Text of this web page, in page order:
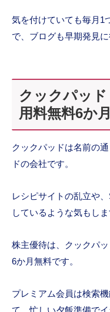
気を付けていても毎月1
で、ブログも早期発見に
クックパ
用料無料6か
クックパッドは名前の
ドの会社です。
レシピサイトの乱立や
しているような気もしま
株主優待は、クックパ
6か月無料です。
プレミアム会員は検索
て、忙しい夕飯準備で